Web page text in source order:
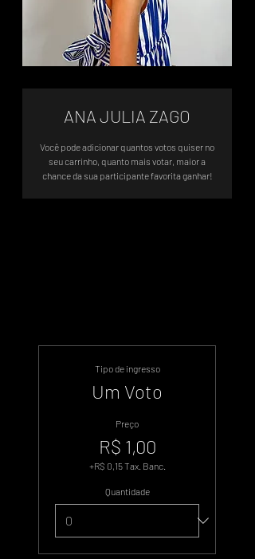
ANA JULIA ZAGO
Você pode adicionar quantos votos quiser no
seu carrinho, quanto mais votar, maior a
chance da sua participante favorita ganhar!
Tipo de ingresso
Um Voto
Preço
R$ 1,00
+R$ 0,15 Tax. Banc.
Quantidade